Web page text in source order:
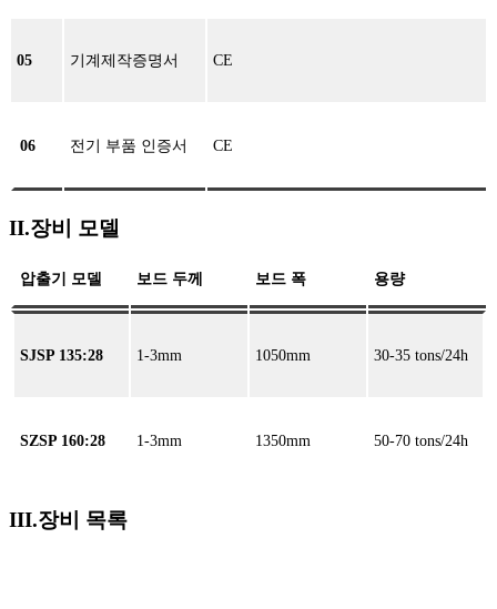
05 기계제작증명서 CE
06 전기 부품 인증서 CE
II.장비 모델
압출기 모델 보드 두께 보드 폭 용량
SJSP 135:28 1-3mm 1050mm 30-35 tons/24h
SZSP 160:28 1-3mm 1350mm 50-70 tons/24h
III.장비 목록